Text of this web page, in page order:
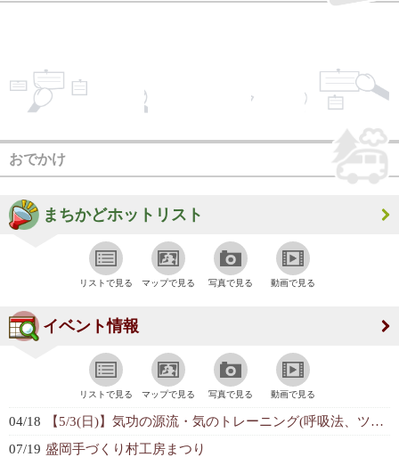
おでかけ
まちかどホットリスト
リストで見る マップで見る 写真で見る 動画で見る
イベント情報
リストで見る マップで見る 写真で見る 動画で見る
04/18
【5/3(日)】気功の源流・気のトレーニング(呼吸法、ツボ)体験スクールイベ...
07/19 盛岡手づくり村工房まつり